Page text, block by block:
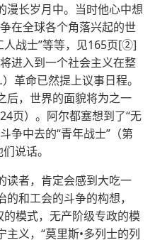
漫长岁月中。当时他心中想
在全球各个角落兴起的世
人战士”等等，见165页[②]
进入到一个社会主义在整
革命已然提上议事日程。
后，世界的面貌将为之一
页）。阿尔都塞想到了“无
争中去的“青年战士”（第
说话。
读者，肯定会感到大吃一
和工会的斗争的构想，
的模式，无产阶级专政的模
义，“莫里斯•多列士的列